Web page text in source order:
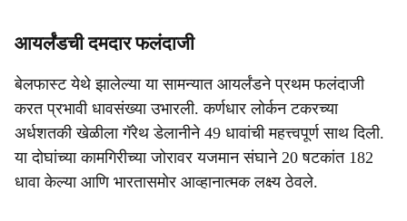
आयर्लंडची दमदार फलंदाजी
बेलफास्ट येथे झालेल्या या सामन्यात आयर्लंडने प्रथम फलंदाजी
करत प्रभावी धावसंख्या उभारली. कर्णधार लोर्कन टकरच्या
अर्धशतकी खेळीला गॅरेथ डेलानीने 49 धावांची महत्त्वपूर्ण साथ दिली.
या दोघांच्या कामगिरीच्या जोरावर यजमान संघाने 20 षटकांत 182
धावा केल्या आणि भारतासमोर आव्हानात्मक लक्ष्य ठेवले.